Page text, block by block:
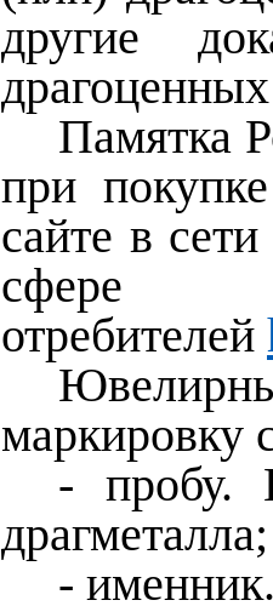
другие
Памятка
при
сайте в
отребителей
маркировку
- пробу.
драгметалла;
-